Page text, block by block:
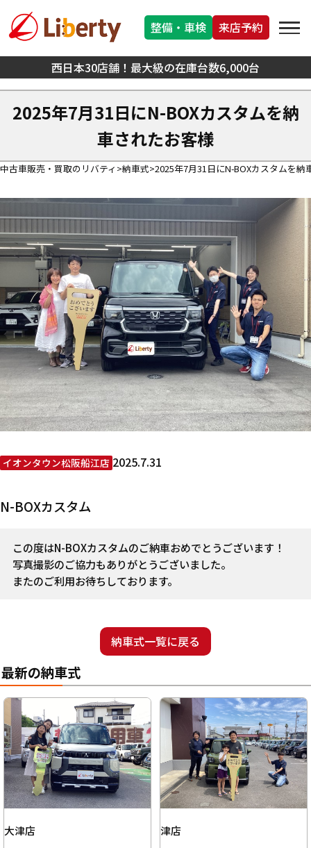
西日本30店舗！最大級の在庫台数6,000台
整備・車検 来店予約
2025年7月31日にN-BOXカスタムを納
車されたお客様
中古車販売・買取のリバティ 納車式 2025年7月31日にN-BOXカスタムを納
イオンタウン松阪船江店 2025.7.31
N-BOXカスタム
この度はN-BOXカスタムのご納車おめでとうございます！
写真撮影のご協力もありがとうございました。
またのご利用お待ちしております。
納車式一覧に戻る
最新の納車式
大津店
津店